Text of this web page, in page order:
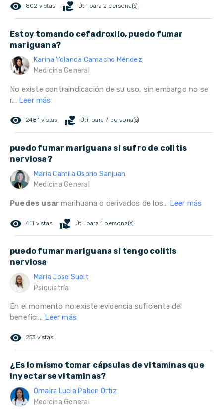
remove_red_eye 802 vistas volunteer_activism Útil para 2 persona(s)
Estoy tomando cefadroxilo, puedo fumar
mariguana?
Karina Yolanda Camacho Méndez
Medicina General
No existe contraindicación de su uso, sin embargo no se
r... Leer más
remove_red_eye 2481 vistas volunteer_activism Útil para 7 persona(s)
puedo fumar mariguana si sufro de colitis
nerviosa?
Maria Camila Osorio Sanjuan
Medicina General
Puedes usar marihuana o derivados de los... Leer más
remove_red_eye 411 vistas volunteer_activism Útil para 1 persona(s)
puedo fumar mariguana si tengo colitis
nerviosa
Maria Jose Suelt
Psiquiatría
En el momento no existe evidencia suficiente del
benefici... Leer más
remove_red_eye 253 vistas
¿Es lo mismo tomar cápsulas de vitaminas que
inyectarse vitaminas?
Omaira Lucia Pabon Ortiz
Medicina General